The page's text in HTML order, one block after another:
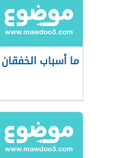
ما أسباب الخفقان